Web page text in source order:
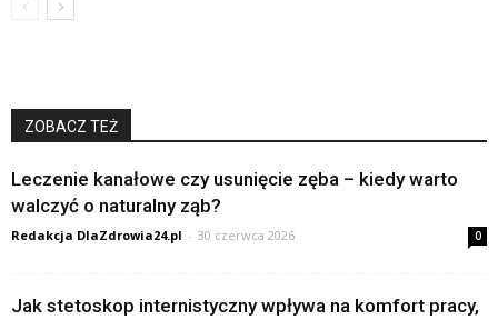
ZOBACZ TEŻ
Leczenie kanałowe czy usunięcie zęba – kiedy warto
walczyć o naturalny ząb?
Redakcja DlaZdrowia24.pl - 30 czerwca 2026 0
Jak stetoskop internistyczny wpływa na komfort pracy,